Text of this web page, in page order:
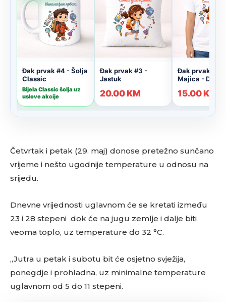
Četvrtak i petak (29. maj) donose pretežno sunčano
vrijeme i nešto ugodnije temperature u odnosu na
srijedu.
Dnevne vrijednosti uglavnom će se kretati između
23 i 28 stepeni dok će na jugu zemlje i dalje biti
veoma toplo, uz temperature do 32 °C.
„Jutra u petak i subotu bit će osjetno svježija,
ponegdje i prohladna, uz minimalne temperature
uglavnom od 5 do 11 stepeni.